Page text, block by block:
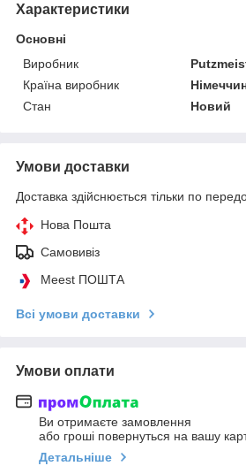
Характеристики
Основні
Виробник
Країна виробник
Стан
Новий
Умови доставки
Доставка здійснюється тільки по
Нова Пошта
Самовивіз
Meest ПОШТА
Всі умови доставки
Умови оплати
Ви отримаєте замовлення
або гроші повернуться на вашу
Детальніше